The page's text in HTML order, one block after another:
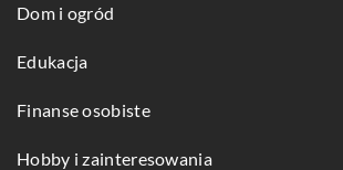
Dom i ogród
Edukacja
Finanse osobiste
Hobby i zainteresowania